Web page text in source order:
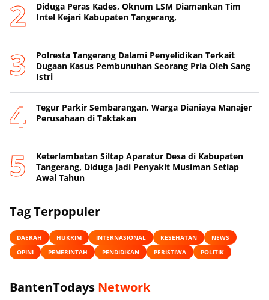
Diduga Peras Kades, Oknum LSM Diamankan Tim
Intel Kejari Kabupaten Tangerang,
Polresta Tangerang Dalami Penyelidikan Terkait
Dugaan Kasus Pembunuhan Seorang Pria Oleh Sang
Istri
Tegur Parkir Sembarangan, Warga Dianiaya Manajer
Perusahaan di Taktakan
Keterlambatan Siltap Aparatur Desa di Kabupaten
Tangerang, Diduga Jadi Penyakit Musiman Setiap
Awal Tahun
Tag Terpopuler
DAERAH HUKRIM INTERNASIONAL KESEHATAN
NEWS
OPINI
PEMERINTAH PENDIDIKAN PERISTIWA POLITIK
BantenTodays Network